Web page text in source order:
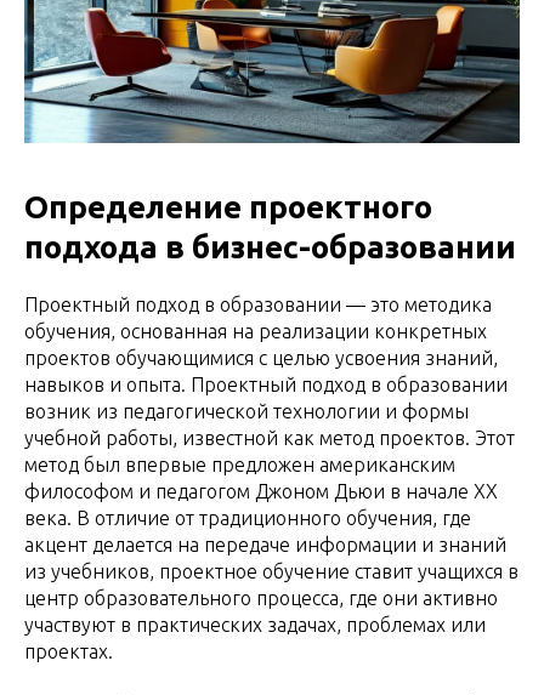
Определение проектного
подхода в бизнес-образовании
Проектный подход в образовании — это методика
обучения, основанная на реализации конкретных
проектов обучающимися с целью усвоения знаний,
навыков и опыта. Проектный подход в образовании
возник из педагогической технологии и формы
учебной работы, известной как метод проектов. Этот
метод был впервые предложен американским
философом и педагогом Джоном Дьюи в начале XX
века. В отличие от традиционного обучения, где
акцент делается на передаче информации и знаний
из учебников, проектное обучение ставит учащихся в
центр образовательного процесса, где они активно
участвуют в практических задачах, проблемах или
проектах.